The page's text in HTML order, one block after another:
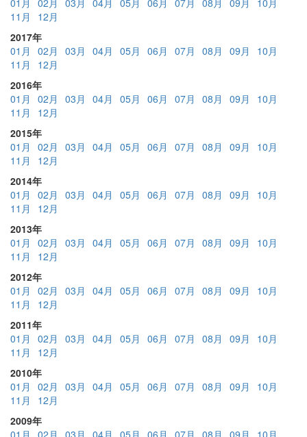
11月
12月
2017年
01月
02月 03月 04月 05月 06月 07月 08月 09月
10月
11月
12月
2016年
01月
02月 03月 04月 05月 06月 07月 08月 09月
10月
11月
12月
2015年
01月
02月 03月 04月 05月 06月 07月 08月 09月
10月
11月
12月
2014年
01月
02月 03月 04月 05月 06月 07月 08月 09月
10月
11月
12月
2013年
01月
02月 03月 04月 05月 06月 07月 08月 09月
10月
11月
12月
2012年
01月
02月 03月 04月 05月 06月 07月 08月 09月
10月
11月
12月
2011年
01月
02月 03月 04月 05月 06月 07月 08月 09月
10月
11月
12月
2010年
01月
02月 03月 04月 05月 06月 07月 08月 09月
10月
11月
12月
2009年
01月
02月 03月 04月 05月 06月 07月 08月 09月
10月